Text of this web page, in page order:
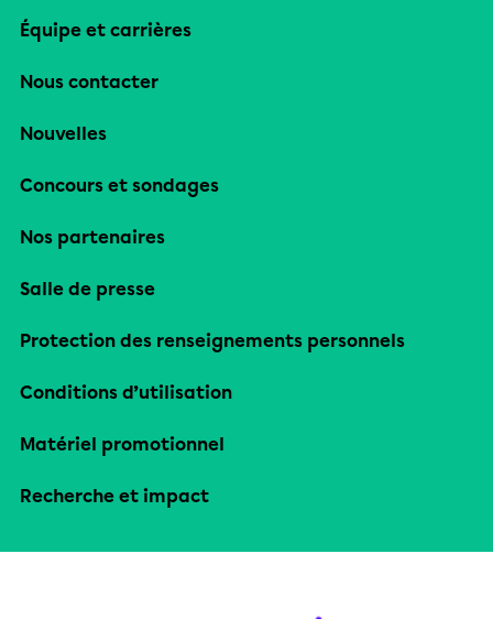
Équipe et carrières
Nous contacter
Nouvelles
Concours et sondages
Nos partenaires
Salle de presse
Protection des renseignements personnels
Conditions d’utilisation
Matériel promotionnel
Recherche et impact